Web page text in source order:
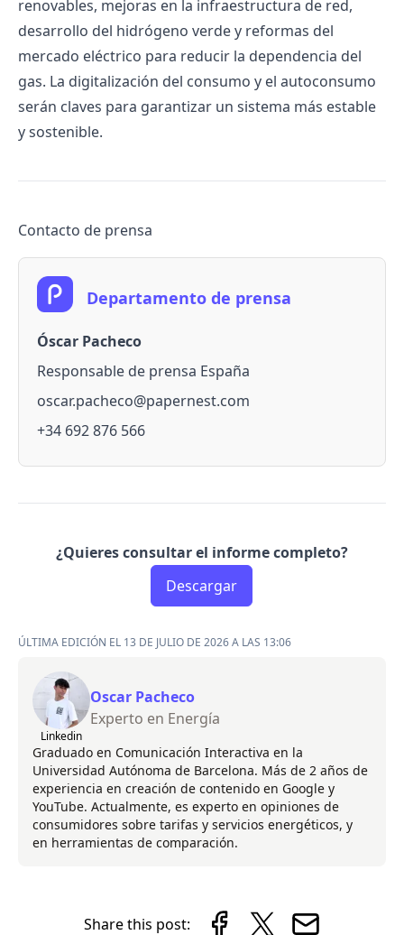
renovables, mejoras en la infraestructura de red,
desarrollo del hidrógeno verde y reformas del
mercado eléctrico para reducir la dependencia del
gas. La digitalización del consumo y el autoconsumo
serán claves para garantizar un sistema más estable
y sostenible.
Contacto de prensa
Departamento de prensa
Óscar Pacheco
Responsable de prensa España
oscar.pacheco@papernest.com
+34 692 876 566
¿Quieres consultar el informe completo?
Descargar
ÚLTIMA EDICIÓN EL 13 DE JULIO DE 2026 A LAS 13:06
Linkedin
Oscar Pacheco
Experto en Energía
Graduado en Comunicación Interactiva en la
Universidad Autónoma de Barcelona. Más de 2 años de
experiencia en creación de contenido en Google y
YouTube. Actualmente, es experto en opiniones de
consumidores sobre tarifas y servicios energéticos, y
en herramientas de comparación.
Share this post: